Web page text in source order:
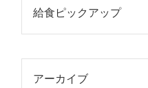
給食ピックアップ
アーカイブ